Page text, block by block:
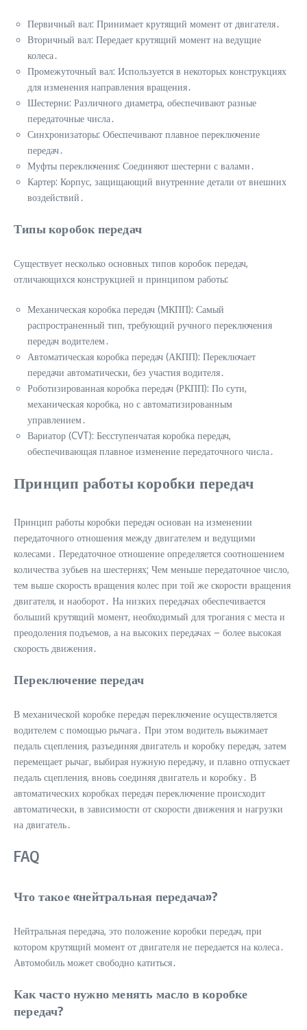
Первичный вал: Принимает крутящий момент от двигателя․
Вторичный вал: Передает крутящий момент на ведущие
колеса․
Промежуточный вал: Используется в некоторых конструкциях
для изменения направления вращения․
Шестерни: Различного диаметра, обеспечивают разные
передаточные числа․
Синхронизаторы: Обеспечивают плавное переключение
передач․
Муфты переключения: Соединяют шестерни с валами․
Картер: Корпус, защищающий внутренние детали от внешних
воздействий․
Типы коробок передач
Существует несколько основных типов коробок передач,
отличающихся конструкцией и принципом работы:
Механическая коробка передач (МКПП): Самый
распространенный тип, требующий ручного переключения
передач водителем․
Автоматическая коробка передач (АКПП): Переключает
передачи автоматически, без участия водителя․
Роботизированная коробка передач (РКПП): По сути,
механическая коробка, но с автоматизированным
управлением․
Вариатор (CVT): Бесступенчатая коробка передач,
обеспечивающая плавное изменение передаточного числа․
Принцип работы коробки передач
Принцип работы коробки передач основан на изменении
передаточного отношения между двигателем и ведущими
колесами․ Передаточное отношение определяется соотношением
количества зубьев на шестернях; Чем меньше передаточное число,
тем выше скорость вращения колес при той же скорости вращения
двигателя, и наоборот․ На низких передачах обеспечивается
больший крутящий момент, необходимый для трогания с места и
преодоления подъемов, а на высоких передачах – более высокая
скорость движения․
Переключение передач
В механической коробке передач переключение осуществляется
водителем с помощью рычага․ При этом водитель выжимает
педаль сцепления, разъединяя двигатель и коробку передач, затем
перемещает рычаг, выбирая нужную передачу, и плавно отпускает
педаль сцепления, вновь соединяя двигатель и коробку․ В
автоматических коробках передач переключение происходит
автоматически, в зависимости от скорости движения и нагрузки
на двигатель․
FAQ
Что такое «нейтральная передача»?
Нейтральная передача, это положение коробки передач, при
котором крутящий момент от двигателя не передается на колеса․
Автомобиль может свободно катиться․
Как часто нужно менять масло в коробке
передач?